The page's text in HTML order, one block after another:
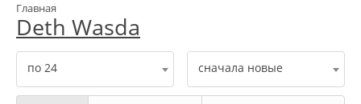
Главная
Deth Wasda
по 24 сначала новые